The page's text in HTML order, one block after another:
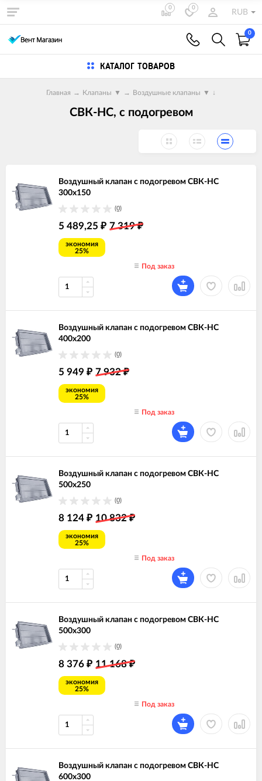
0 0
RUB
0
КАТАЛОГ ТОВАРОВ
Главная → Клапаны ▼ → Воздушные клапаны ▼ ↓
СВК-НС, с подогревом
Воздушный клапан с подогревом СВК-НС
300х150
(0)
5 489,25 ₽ 7 319₽
экономия
25%
Под заказ
Воздушный клапан с подогревом СВК-НС
400х200
(0)
5 949 ₽ 7 932₽
экономия
25%
Под заказ
Воздушный клапан с подогревом СВК-НС
500х250
(0)
8 124 ₽ 10 832₽
экономия
25%
Под заказ
Воздушный клапан с подогревом СВК-НС
500х300
(0)
8 376 ₽ 11 168₽
экономия
25%
Под заказ
Воздушный клапан с подогревом СВК-НС
600х300